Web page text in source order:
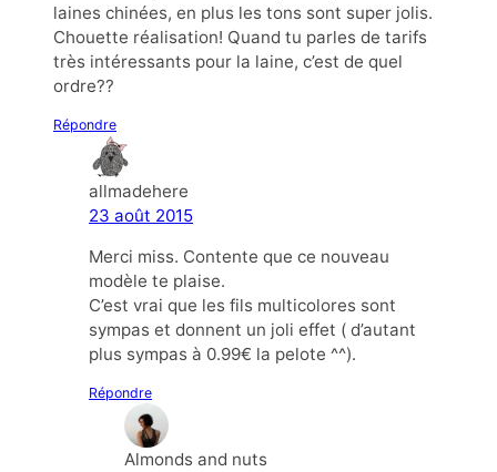
laines chinées, en plus les tons sont super jolis.
Chouette réalisation! Quand tu parles de tarifs
très intéressants pour la laine, c’est de quel
ordre??
Répondre
allmadehere
23 août 2015
Merci miss. Contente que ce nouveau
modèle te plaise.
C’est vrai que les fils multicolores sont
sympas et donnent un joli effet ( d’autant
plus sympas à 0.99€ la pelote ^^).
Répondre
Almonds and nuts